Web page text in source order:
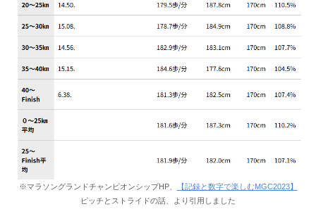
※マラソングランドチャンピオンシップHP、
【記録と数字で楽しむMGC2023】
ピッチとストライドの話、より引用しました